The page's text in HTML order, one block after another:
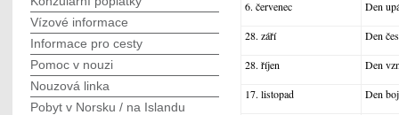
6. červenec Den
28. září Den
28. říjen Den
17. listopad Den
Vízové informace
Informace pro cesty
Pomoc v nouzi
Nouzová linka
Pobyt v Norsku / na Islandu